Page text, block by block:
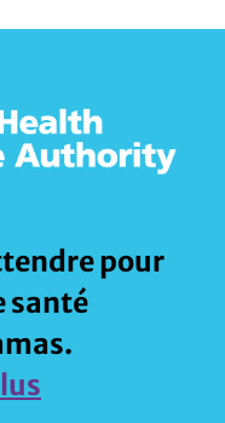
pour
santé